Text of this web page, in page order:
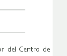
del Centro de